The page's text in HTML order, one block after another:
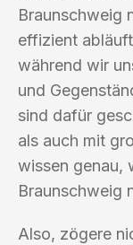
Braunschweig
effizient
während wir
und
sind dafür
als auch mit
wissen genau,
Braunschweig
Also, zögere